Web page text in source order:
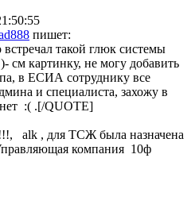
пишет:
встречал такой глюк системы
см картинку, не могу добавить
в ЕСИА сотруднику все
и специалиста, захожу в
:( .[/QUOTE]
alk , для ТСЖ была назначена
компания 10ф